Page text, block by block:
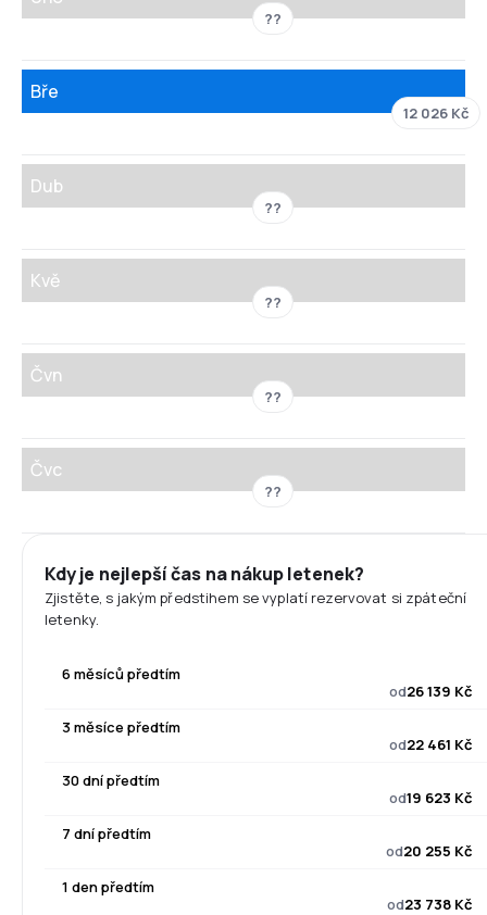
??
Bře
12 026 Kč
Dub
??
Kvě
??
Čvn
??
Čvc
??
Kdy je nejlepší čas na nákup letenek?
Zjistěte, s jakým předstihem se vyplatí rezervovat si zpáteční
letenky.
6 měsíců předtím
od26 139 Kč
3 měsíce předtím
od22 461 Kč
30 dní předtím
od19 623 Kč
7 dní předtím
od20 255 Kč
1 den předtím
od23 738 Kč